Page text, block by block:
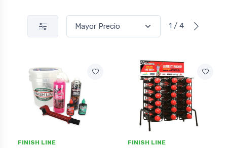
1 / 4
FINISH LINE FINISH LINE